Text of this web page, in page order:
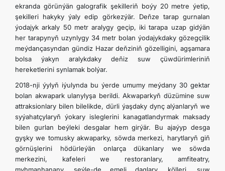
ekranda görünýän galografik şekilleriň boýy 20 metre ýetip,
şekilleri hakyky ýaly edip görkezýär. Deňze tarap gurnalan
ýodajyk arkaly 50 metr aralygy geçip, iki tarapa uzap gidýän
her tarapynyň uzynlygy 34 metr bolan ýodajykdaky gözegçilik
meýdançasyndan gündiz Hazar deňziniň gözelligini, agşamara
bolsa ýakyn aralykdaky deňiz suw çüwdürimleriniň
hereketlerini synlamak bolýar.
2018-nji ýylyň iýulynda bu ýerde umumy meýdany 30 gektar
bolan akwapark ulanylyşa berildi. Akwaparkyň düzümine suw
attraksionlary bilen bilelikde, dürli ýaşdaky dynç alýanlaryň we
syýahatçylaryň ýokary isleglerini kanagatlandyrmak maksady
bilen gurlan beýleki desgalar hem girýär. Bu ajaýyp desga
gyşky we tomusky akwaparky, söwda merkezi, harytlaryň giň
görnüşlerini hödürleýän onlarça dükanlary we söwda
merkezini, kafeleri we restoranlary, amfiteatry,